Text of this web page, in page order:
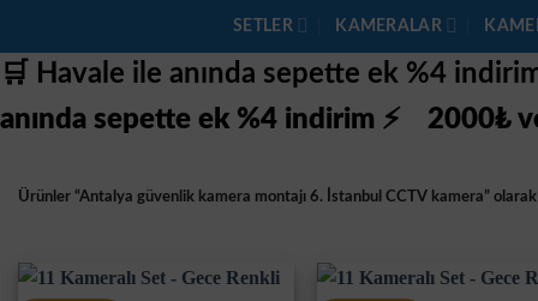
SETLER KAMERALAR
🛒 Havale ile anında sepette ek %4
anında sepette ek %4 indirim ⚡
2000₺
Ürünler “Antalya güvenlik kamera montajı 6. İstanbul CCTV kamera”